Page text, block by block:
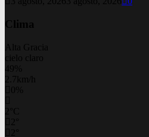
Clima
Alta Gracia
cielo claro
49%
2.7km/h
0%
C